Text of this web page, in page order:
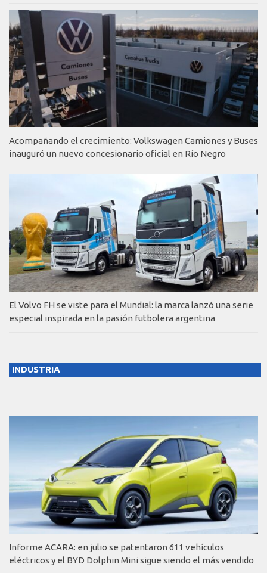
Acompañando el crecimiento: Volkswagen Camiones y Buses
inauguró un nuevo concesionario oficial en Río Negro
El Volvo FH se viste para el Mundial: la marca lanzó una serie
especial inspirada en la pasión futbolera argentina
INDUSTRIA
Informe ACARA: en julio se patentaron 611 vehículos
eléctricos y el BYD Dolphin Mini sigue siendo el más vendido